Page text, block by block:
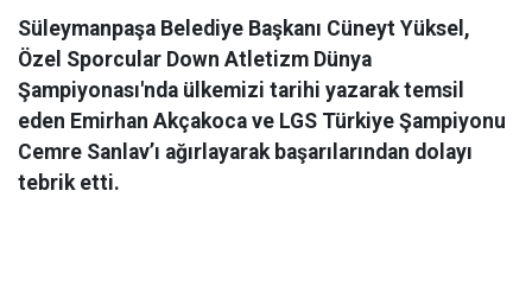
Süleymanpaşa Belediye Başkanı Cüneyt Yüksel,
Özel Sporcular Down Atletizm Dünya
Şampiyonası'nda ülkemizi tarihi yazarak temsil
eden Emirhan Akçakoca ve LGS Türkiye Şampiyonu
Cemre Sanlav’ı ağırlayarak başarılarından dolayı
tebrik etti.